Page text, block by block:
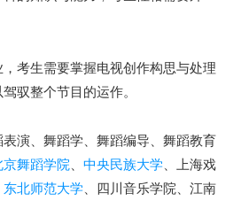
考生需要掌握电视创作构思与处理
驭整个节目的运作。
演、舞蹈学、舞蹈编导、舞蹈教育
京舞蹈学院、 中央民族大学、上海戏
东北师范大学、四川音乐学院、江南